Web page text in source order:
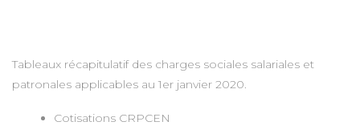
Tableaux récapitulatif des charges sociales salariales et
patronales applicables au 1er janvier 2020.
Cotisations CRPCEN